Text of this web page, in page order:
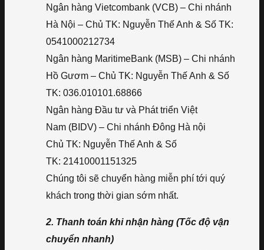
Ngân hàng Vietcombank (VCB) – Chi nhánh
Hà Nội – Chủ TK: Nguyễn Thế Anh & Số TK:
0541000212734
Ngân hàng MaritimeBank (MSB) – Chi nhánh
Hồ Gươm – Chủ TK: Nguyễn Thế Anh & Số
TK: 036.010101.68866
Ngân hàng Đầu tư và Phát triển Việt
Nam (BIDV) – Chi nhánh Đông Hà nội
Chủ TK: Nguyễn Thế Anh & Số
TK: 21410001151325
Chúng tôi sẽ chuyển hàng miễn phí tới quý
khách trong thời gian sớm nhất.
2. Thanh toán khi nhận hàng (Tốc độ vận
chuyển nhanh)